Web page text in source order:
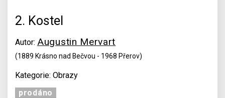
2. Kostel
Autor: Augustin Mervart
(1889 Krásno nad Bečvou - 1968 Přerov)
Kategorie: Obrazy
prodáno